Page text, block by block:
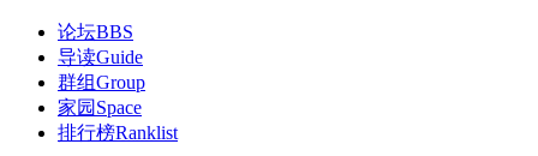
论坛BBS
导读Guide
群组Group
家园 Space
排行榜Ranklist